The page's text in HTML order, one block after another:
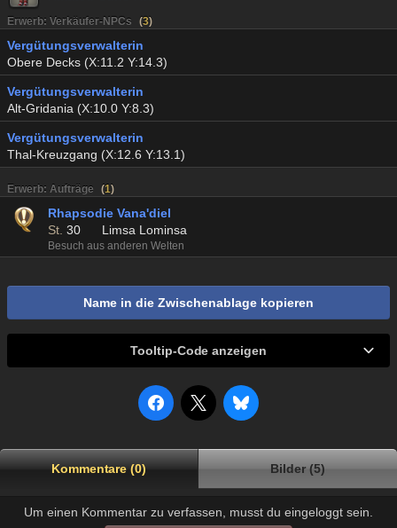
Erwerb: Verkäufer-NPCs (3)
Vergütungsverwalterin
Obere Decks (X:11.2 Y:14.3)
Vergütungsverwalterin
Alt-Gridania (X:10.0 Y:8.3)
Vergütungsverwalterin
Thal-Kreuzgang (X:12.6 Y:13.1)
Erwerb: Aufträge (1)
Rhapsodie Vana'diel
St. 30 Limsa Lominsa
Besuch aus anderen Welten
Name in die Zwischenablage kopieren
Tooltip-Code anzeigen
Kommentare (0) Bilder (5)
Um einen Kommentar zu verfassen, musst du eingeloggt sein.